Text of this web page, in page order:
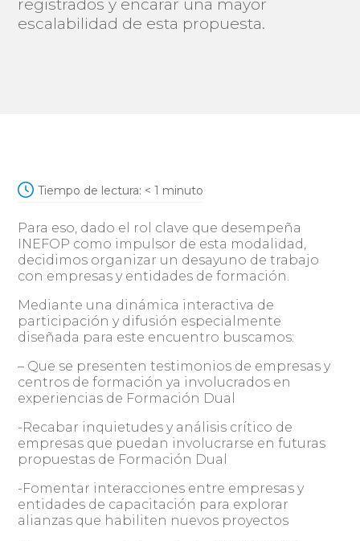
registrados y encarar una mayor
escalabilidad de esta propuesta.
Tiempo de lectura: < 1 minuto
Para eso, dado el rol clave que desempeña
INEFOP como impulsor de esta modalidad,
decidimos organizar un desayuno de trabajo
con empresas y entidades de formación.
Mediante una dinámica interactiva de
participación y difusión especialmente
diseñada para este encuentro buscamos:
– Que se presenten testimonios de empresas y
centros de formación ya involucrados en
experiencias de Formación Dual
-Recabar inquietudes y análisis crítico de
empresas que puedan involucrarse en futuras
propuestas de Formación Dual
-Fomentar interacciones entre empresas y
entidades de capacitación para explorar
alianzas que habiliten nuevos proyectos